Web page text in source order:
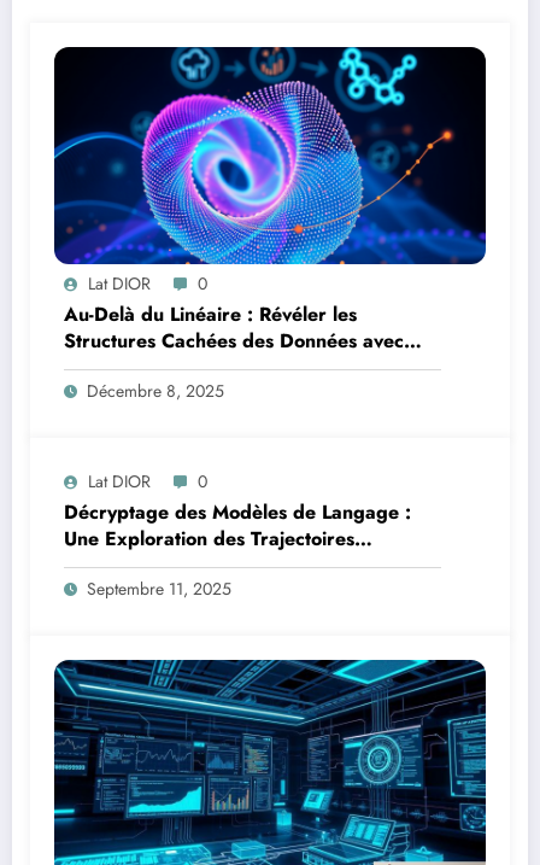
Lat DIOR 0
Au-Delà du Linéaire : Révéler les
Structures Cachées des Données avec
l’Analyse en Composantes Principales à
Noyau
Décembre 8, 2025
Lat DIOR 0
Décryptage des Modèles de Langage :
Une Exploration des Trajectoires
Informationnelles en Addition Multi-
Chiffres
Septembre 11, 2025